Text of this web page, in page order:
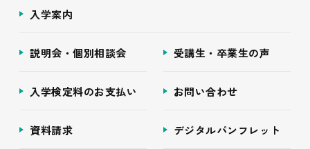
入学案内
説明会・個別相談会 受講生・卒業生の声
入学検定料のお支払い お問い合わせ
資料請求 デジタルパンフレット